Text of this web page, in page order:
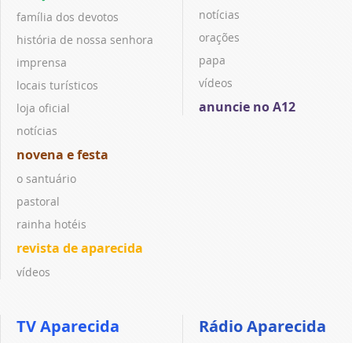
família dos devotos
história de nossa senhora
imprensa
locais turísticos
loja oficial
notícias
novena e festa
o santuário
pastoral
rainha hotéis
revista de aparecida
vídeos
notícias
orações
papa
vídeos
anuncie no A12
TV Aparecida Rádio Aparecida